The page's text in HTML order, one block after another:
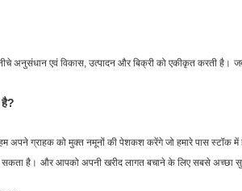
अनुसंधान एवं विकास, उत्पादन और बिक्री को एकीकृत करती है।
है?
अपने ग्राहक को मुक्त नमूनों की पेशकश करेंगे जो हमारे पास स्टॉक में
सकता है। और आपको अपनी खरीद लागत बचाने के लिए सबसे अच्छा